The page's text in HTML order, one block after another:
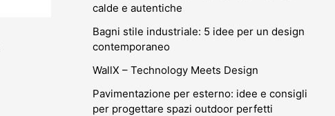
calde e autentiche
Bagni stile industriale: 5 idee per un design
contemporaneo
WallX – Technology Meets Design
Pavimentazione per esterno: idee e consigli
per progettare spazi outdoor perfetti